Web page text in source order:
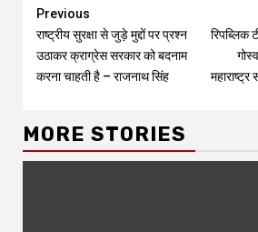
Continue
Reading
Previous
राष्ट्रीय सुरक्षा से जुड़े मुद्दों पर प्रश्न
उठाकर क्राग्रेस सरकार को बदनाम
करना चाहती है – राजनाथ सिंह
रिपब्लिक
MORE STORIES